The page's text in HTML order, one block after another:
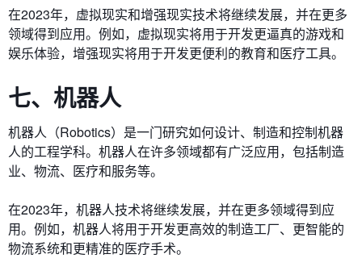
在2023年，虚拟现实和增强现实技术将继续发展，并在更多
领域得到应用。例如，虚拟现实将用于开发更逼真的游戏和
娱乐体验，增强现实将用于开发更便利的教育和医疗工具。
七、机器人
机器人（Robotics）是一门研究如何设计、制造和控制机器
人的工程学科。机器人在许多领域都有广泛应用，包括制造
业、物流、医疗和服务等。
在2023年，机器人技术将继续发展，并在更多领域得到应
用。例如，机器人将用于开发更高效的制造工厂、更智能的
物流系统和更精准的医疗手术。